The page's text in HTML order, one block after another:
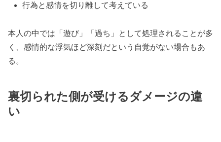
行為と感情を切り離して考えている
本人の中では「遊び」「過ち」として処理されることが多
く、感情的な浮気ほど深刻だという自覚がない場合もあ
る。
裏切られた側が受けるダメージの違
い